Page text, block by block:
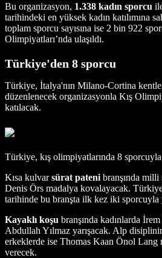
Bu organizasyon, 1.338 kadın sporcu
tarihindeki en yüksek kadın katılımına
toplam sporcu sayısına ise 2 bin 922
Olimpiyatları’nda ulaşıldı.
Türkiye'den 8 sporcu
Türkiye, İtalya'nın Milano-Cortina
düzenlenecek organizasyonla Kış
katılacak.
Türkiye, kış olimpiyatlarında 8
Kısa kulvarsürat pateni branşında
Denis Örs madalya kovalayacak.
tarihinde bu branşta ilk kez iki sporcuyla
Kayaklı koşu branşında kadınlarda
Abdullah Yılmaz yarışacak. Alp
erkeklerde ise Thomas Kaan Önol Lang
verecek.